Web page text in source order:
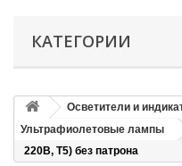
КАТЕГОРИИ
Осветители и
Ультрафиолетовые лампы
220В, T5) без патрона